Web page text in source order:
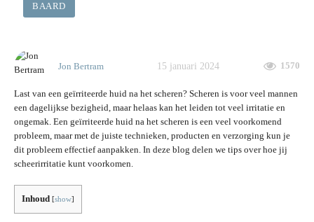
BAARD
Jon Bertram 15 januari 2024 1570
Last van een geïrriteerde huid na het scheren? Scheren is voor veel mannen
een dagelijkse bezigheid, maar helaas kan het leiden tot veel irritatie en
ongemak. Een geïrriteerde huid na het scheren is een veel voorkomend
probleem, maar met de juiste technieken, producten en verzorging kun je
dit probleem effectief aanpakken. In deze blog delen we tips over hoe jij
scheerirritatie kunt voorkomen.
Inhoud [show]